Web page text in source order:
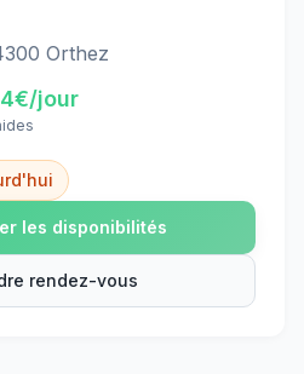
Orthez
€/jour
les disponibilités
rendez-vous